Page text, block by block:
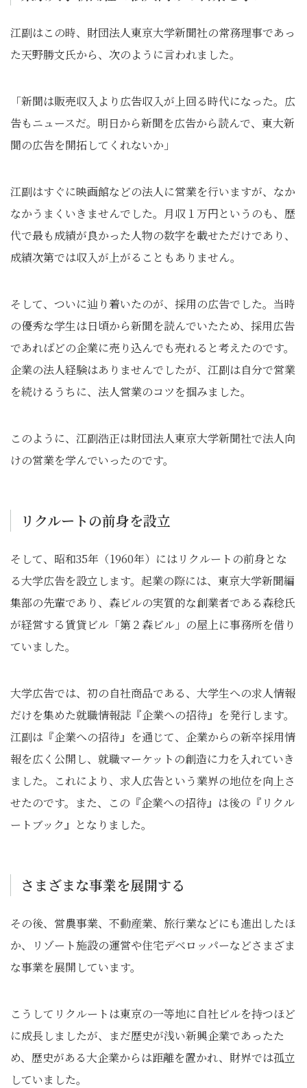
江副はこの時、財団法人東京大学新聞社の常務理事であっ
た天野勝文氏から、次のように言われました。
「新聞は販売収入より広告収入が上回る時代になった。広
告もニュースだ。明日から新聞を広告から読んで、東大新
聞の広告を開拓してくれないか」
江副はすぐに映画館などの法人に営業を行いますが、なか
なかうまくいきませんでした。月収１万円というのも、歴
代で最も成績が良かった人物の数字を載せただけであり、
成績次第では収入が上がることもありません。
そして、ついに辿り着いたのが、採用の広告でした。当時
の優秀な学生は日頃から新聞を読んでいたため、採用広告
であればどの企業に売り込んでも売れると考えたのです。
企業の法人経験はありませんでしたが、江副は自分で営業
を続けるうちに、法人営業のコツを掴みました。
このように、江副浩正は財団法人東京大学新聞社で法人向
けの営業を学んでいったのです。
リクルートの前身を設立
そして、昭和35年（1960年）にはリクルートの前身とな
る大学広告を設立します。起業の際には、東京大学新聞編
集部の先輩であり、森ビルの実質的な創業者である森稔氏
が経営する賃貸ビル「第２森ビル」の屋上に事務所を借り
ていました。
大学広告では、初の自社商品である、大学生への求人情報
だけを集めた就職情報誌『企業への招待』を発行します。
江副は『企業への招待』を通じて、企業からの新卒採用情
報を広く公開し、就職マーケットの創造に力を入れていき
ました。これにより、求人広告という業界の地位を向上さ
せたのです。また、この『企業への招待』は後の『リクル
ートブック』となりました。
さまざまな事業を展開する
その後、営農事業、不動産業、旅行業などにも進出したほ
か、リゾート施設の運営や住宅デベロッパーなどさまざま
な事業を展開しています。
こうしてリクルートは東京の一等地に自社ビルを持つほど
に成長しましたが、まだ歴史が浅い新興企業であったた
め、歴史がある大企業からは距離を置かれ、財界では孤立
していました。